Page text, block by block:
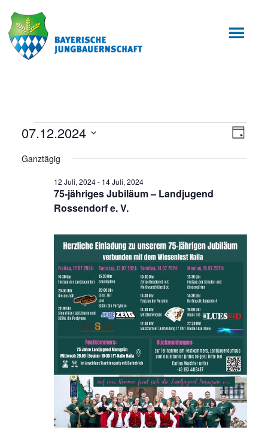
Inhalt
springen
Fußzeile
springen
Veranstaltungen
für
Tag
07.12.2024
wählen.
Ganztägig
75-jähriges Jubiläum – Landjugend
Rossendorf e. V.
12 Juli, 2024- 14 Juli, 2024